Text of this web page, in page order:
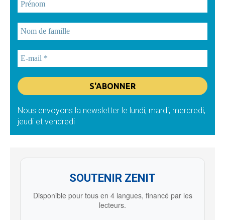
Nous envoyons la newsletter le lundi, mardi, mercredi,
jeudi et vendredi
SOUTENIR ZENIT
Disponible pour tous en 4 langues, financé par les
lecteurs.